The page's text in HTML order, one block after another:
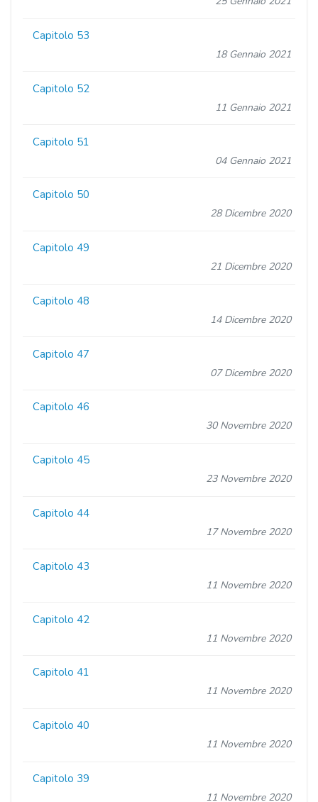
Capitolo 53
18 Gennaio 2021
Capitolo 52
11 Gennaio 2021
Capitolo 51
04 Gennaio 2021
Capitolo 50
28 Dicembre 2020
Capitolo 49
21 Dicembre 2020
Capitolo 48
14 Dicembre 2020
Capitolo 47
07 Dicembre 2020
Capitolo 46
30 Novembre 2020
Capitolo 45
23 Novembre 2020
Capitolo 44
17 Novembre 2020
Capitolo 43
11 Novembre 2020
Capitolo 42
11 Novembre 2020
Capitolo 41
11 Novembre 2020
Capitolo 40
11 Novembre 2020
Capitolo 39
11 Novembre 2020